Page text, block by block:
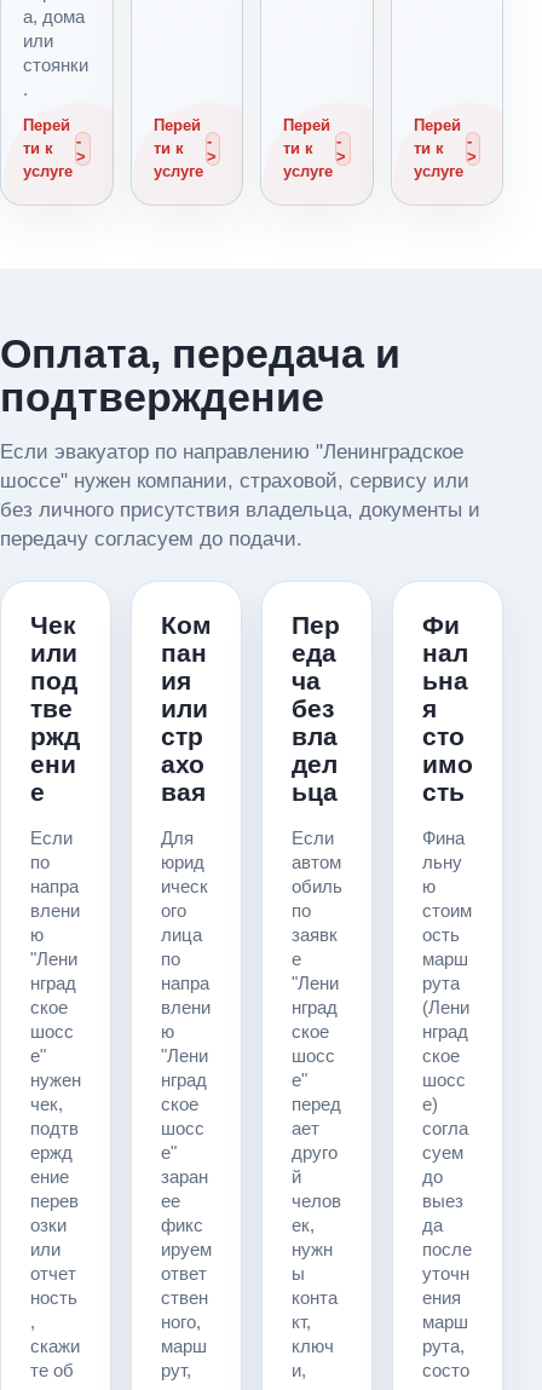
а, дома
или
стоянки
.
Перей
ти к
услуге
Перей
ти к
услуге
Перей
ти к
услуге
Перей
ти к
услуге
Оплата, передача и
подтверждение
Если эвакуатор по направлению "Ленинградское
шоссе" нужен компании, страховой, сервису или
без личного присутствия владельца, документы и
передачу согласуем до подачи.
Чек
или
под
тве
ржд
ени
е
Если
по
напра
влени
ю
"Лени
нград
ское
шосс
е"
нужен
чек,
подтв
ержд
ение
перев
озки
или
отчет
ность
,
скажи
те об
Ком
пан
ия
или
стр
ахо
вая
Для
юрид
ическ
ого
лица
по
напра
влени
ю
"Лени
нград
ское
шосс
е"
заран
ее
фикс
ируем
ответ
ствен
ного,
марш
рут,
Пер
еда
ча
без
вла
дел
ьца
Если
автом
обиль
по
заявк
е
"Лени
нград
ское
шосс
е"
перед
ает
друго
й
челов
ек,
нужн
ы
конта
кт,
ключ
и,
Фи
нал
ьна
я
сто
имо
сть
Фина
льну
ю
стоим
ость
марш
рута
(Лени
нград
ское
шосс
е)
согла
суем
до
выез
да
после
уточн
ения
марш
рута,
состо